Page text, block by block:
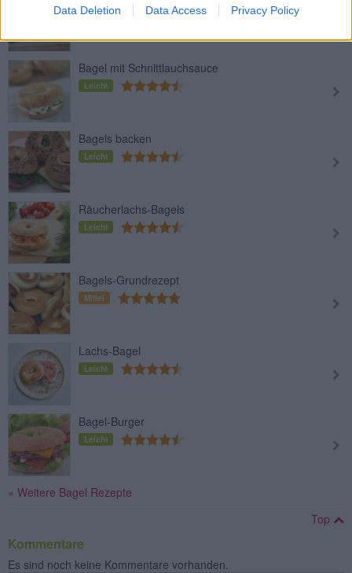
Data Deletion Data Access Privacy Policy
Leicht
Bagel mit Schnittlauchsauce
Leicht
Bagels backen
Leicht
Räucherlachs-Bagels
Leicht
Bagels-Grundrezept
Mittel
Lachs-Bagel
Leicht
Bagel-Burger
Leicht
» Weitere Bagel Rezepte
Top
Kommentare
Es sind noch keine Kommentare vorhanden.